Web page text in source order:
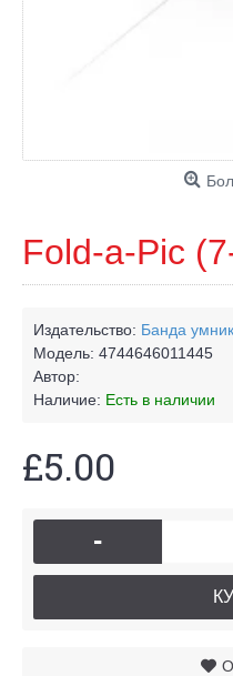
Fold-a-Pic
Издательство: Банда
Модель: 4744646011445
Автор:
Наличие: Есть в наличии
£5.00
-